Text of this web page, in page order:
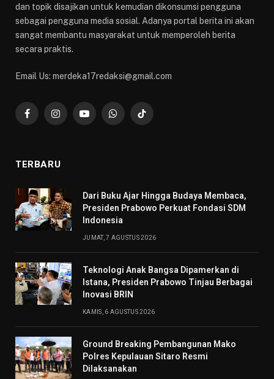
dan topik disajikan untuk kemudian dikonsumsi pengguna
sebagai pengguna media sosial. Adanya portal berita ini akan
sangat membantu masyarakat untuk memperoleh berita
secara praktis.
Email Us: merdeka17redaksi@gmail.com
FacebookInstagramYouTubeWhatsAppTikTok
TERBARU
Dari Buku Ajar Hingga Budaya Membaca,
Presiden Prabowo Perkuat Fondasi SDM
Indonesia
JUMAT, 7 AGUSTUS 2026
Teknologi Anak Bangsa Dipamerkan di
Istana, Presiden Prabowo Tinjau Berbagai
Inovasi BRIN
KAMIS, 6 AGUSTUS 2026
Ground Breaking Pembangunan Mako
Polres Kepulauan Sitaro Resmi
Dilaksanakan